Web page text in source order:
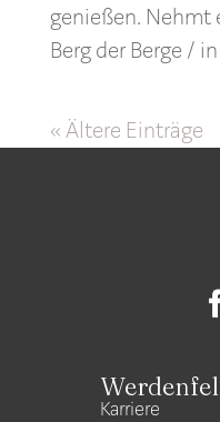
genießen. Nehmt
Berg der Berge /
« Ältere Einträge
Karriere